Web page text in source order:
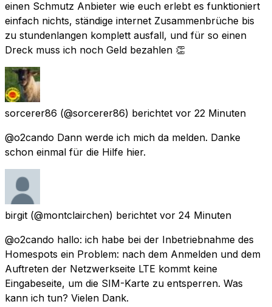
einen Schmutz Anbieter wie euch erlebt es funktioniert
einfach nichts, ständige internet Zusammenbrüche bis
zu stundenlangen komplett ausfall, und für so einen
Dreck muss ich noch Geld bezahlen 👏
sorcerer86 (@sorcerer86) berichtet vor 22 Minuten
@o2cando Dann werde ich mich da melden. Danke
schon einmal für die Hilfe hier.
birgit (@montclairchen) berichtet vor 24 Minuten
@o2cando hallo: ich habe bei der Inbetriebnahme des
Homespots ein Problem: nach dem Anmelden und dem
Auftreten der Netzwerkseite LTE kommt keine
Eingabeseite, um die SIM-Karte zu entsperren. Was
kann ich tun? Vielen Dank.